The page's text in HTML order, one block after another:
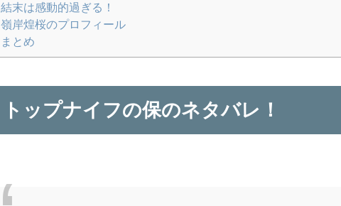
結末は感動的過ぎる！
嶺岸煌桜のプロフィール
まとめ
トップナイフの保のネタバレ！